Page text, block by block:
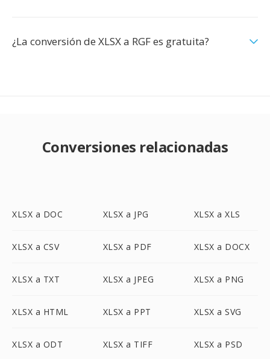
¿La conversión de XLSX a RGF es gratuita?
Conversiones relacionadas
XLSX a DOC XLSX a JPG XLSX a XLS
XLSX a CSV XLSX a PDF XLSX a DOCX
XLSX a TXT XLSX a JPEG XLSX a PNG
XLSX a HTML XLSX a PPT XLSX a SVG
XLSX a ODT XLSX a TIFF XLSX a PSD